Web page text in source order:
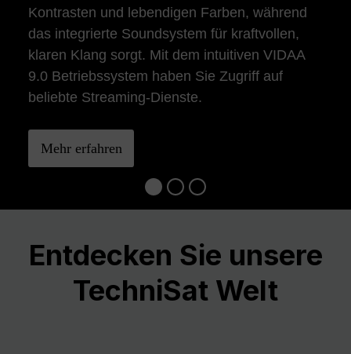
Kontrasten und lebendigen Farben, während
das integrierte Soundsystem für kraftvollen,
klaren Klang sorgt. Mit dem intuitiven VIDAA
9.0 Betriebssystem haben Sie Zugriff auf
beliebte Streaming-Dienste.
Mehr erfahren
Entdecken Sie unsere
TechniSat Welt